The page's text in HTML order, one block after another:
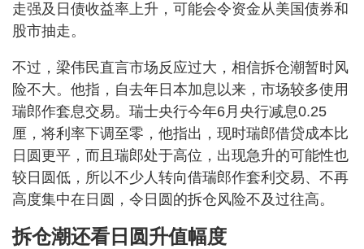
走强及日债收益率上升，可能会令资金从美国债券和
股市抽走。
不过，梁伟民直言市场反应过大，相信拆仓潮暂时风
险不大。他指，自去年日本加息以来，市场较多使用
瑞郎作套息交易。瑞士央行今年6月央行减息0.25
厘，将利率下调至零，他指出，现时瑞郎借贷成本比
日圆更平，而且瑞郎处于高位，出现急升的可能性也
较日圆低，所以不少人转向借瑞郎作套利交易、不再
高度集中在日圆，令日圆的拆仓风险不及过往高。
拆仓潮还看日圆升值幅度